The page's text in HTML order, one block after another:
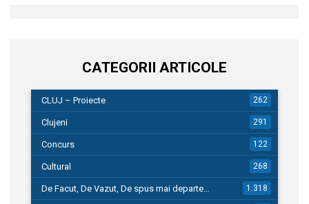
CATEGORII ARTICOLE
CLUJ – Proiecte 262
Clujeni 291
Concurs 122
Cultural 268
De Facut, De Vazut, De spus mai departe… 1.318